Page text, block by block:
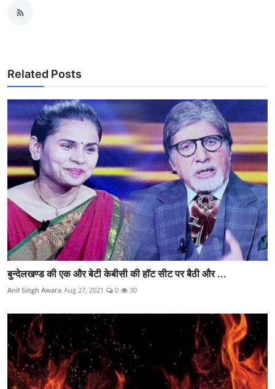
Related Posts
बुन्देलखण्ड की एक और बेटी केबीसी की हॉट सीट पर बैठी और ...
Anil Singh Awara Aug 27, 2021 0 30